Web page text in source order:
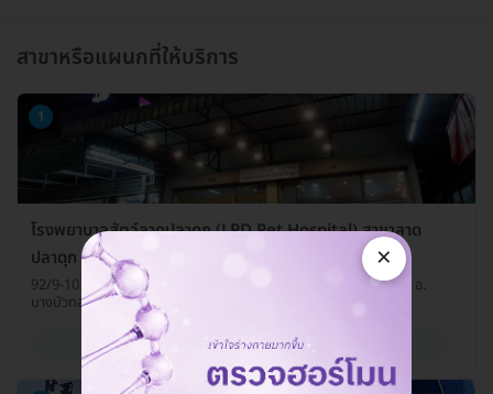
สาขาหรือแผนกที่ให้บริการ
1
โรงพยาบาลสัตว์ลาดปลาดุก (LPD Pet Hospital) สาขาลาด
ปลาดุก
92/9-10 ซ. วัดลาดปลาดุก ถ. บางบัวทอง-สุพรรณบุรี ต. บางรักพัฒนา อ.
บางบัวทอง จ. นนทบุรี 11110
ดูรายละเอียด
×